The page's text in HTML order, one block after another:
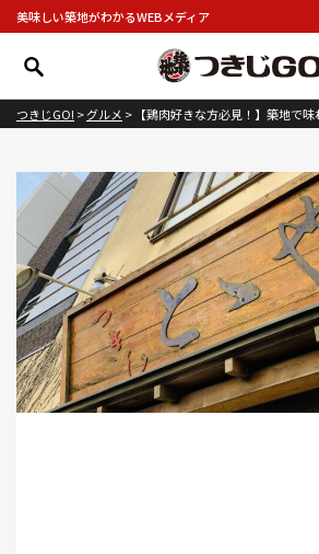
美味しい築地がわかるWEBメディア
つきじGO! >グルメ > 【鶏肉好きな方必見！】築地で